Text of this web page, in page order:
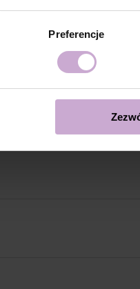
Preferencje
LED 48W/36w przez 120 sekund
lub poprzez piłowanie.